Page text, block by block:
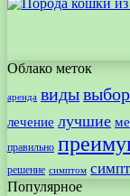
Облако меток
аренда видывыбор
лечение лучшие
правильно
решение симптом
Популярное